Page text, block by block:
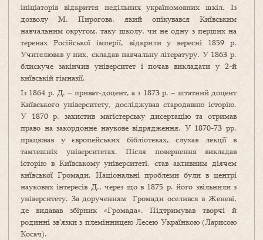
ініціаторів відкриття недільних україномовних шкіл. Із
дозволу М. Пирогова, який опікувався Київським
навчальним округом, таку школу, чи не одну з перших на
теренах Російської імперії, відкрили у вересні 1859 р.
Учителював у них, складав навчальну літературу. У 1863 р.
блискуче закінчив університет і почав викладати у 2-й
київській гімназії.
Із 1864 р. Д. ‒ приват-доцент, а з 1873 р. – штатний доцент
Київського університету, досліджував стародавню історію.
У 1870 р. захистив магістерську дисертацію та отримав
право на закордонне наукове відрядження. У 1870-73 рр.
працював у європейських бібліотеках, слухав лекції в
тамтешніх університетах. Після повернення викладав
історію в Київському університеті, став активним діячем
київської Громади. Національні проблеми були в центрі
наукових інтересів Д., через що в 1875 р. його звільнили з
університету. За дорученням Громади оселився в Женеві,
де видавав збірник «Громада». Підтримував творчі й
родинні зв’язки з племінницею Лесею Українкою (Ларисою
Косач).